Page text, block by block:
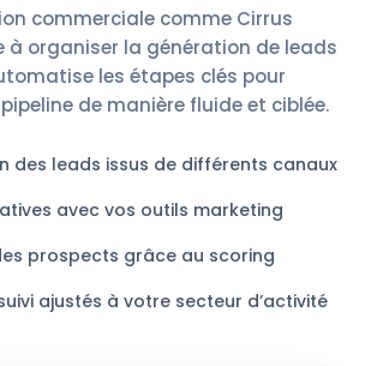
commerciale comme Cirrus
à organiser la génération de leads
les étapes clés pour
de manière fluide et ciblée.
des leads issus de différents canaux
avec vos outils marketing
prospects grâce au scoring
ajustés à votre secteur d’activité